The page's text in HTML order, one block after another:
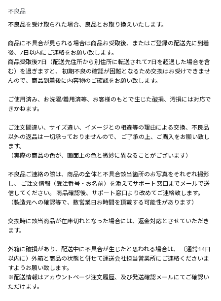
不良品
不良品を受け取られた場合、良品とお取り換えいたします。
商品に不具合が見られる場合は商品お受取後、またはご登録の配送先に到着
後、7日以内にご連絡をお願い致します。
商品受取後7日（配送先住所から別住所に転送されて7日を超過した場合を含
む）を過ぎますと、 初期不良の確認が困難となるため交換はお受けできませ
んので、商品到着後に内容物のご確認をお願い致します。
ご使用済み、お洗濯/着用済等、お客様のもとで生じた破損、汚損には対応で
きかねます。
ご注文間違い、サイズ違い、イメージとの相違等の理由による交換、不良品
以外の返品は一切承っておりませんので、 ご了承の上、ご購入をお願い致し
ます。
（実際の商品の色が、画面上の色と微妙に異なることがございます）
不良品ご連絡の際は、商品の全体と不具合該当箇所のお写真をそれぞれ撮影
し、 ご注文情報（受注番号・お名前）を添えてサポート窓口までメールで送
信してください。 商品確認後、サポート窓口より改めてご連絡致します。
（製造元への確認等で、数営業日お時間を頂戴する可能性があります）
交換時に該当商品が在庫切れとなった場合には、返金対応とさせていただき
ます。
外箱に破損があり、配送中に不具合が生じたと思われる場合は、 （通常14日
以内に）外箱と商品の状態と併せて運送会社担当営業所にご連絡くださいま
すようお願い致します。
※配送情報はアカウントページ注文履歴、及び発送確認メールにてご確認い
ただけます。